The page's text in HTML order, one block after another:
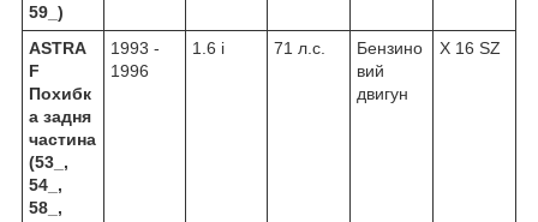
59_)
ASTRA
F
Похибк
а задня
частина
(53_,
54_,
58_,
1993 -
1996
1.6 i 71 л.с.
Бензино
вий
двигун
X 16 SZ